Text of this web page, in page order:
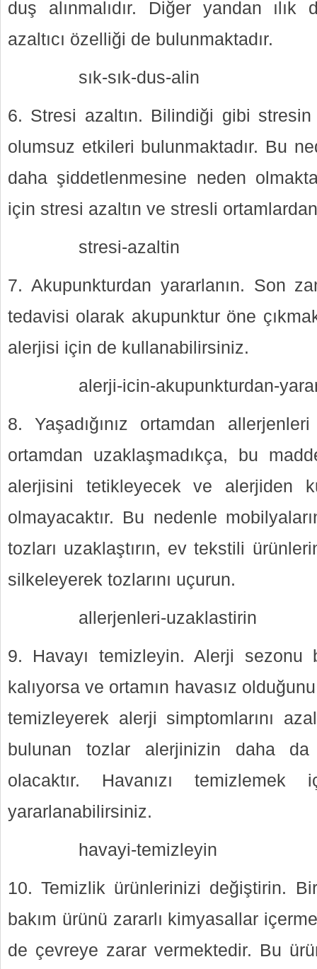
duş alınmalıdır. Diğer yandan
azaltıcı özelliği de bulunmaktadır.
sık-sık-dus-alin
6. Stresi azaltın. Bilindiği gibi
olumsuz etkileri bulunmaktadır. Bu
daha şiddetlenmesine neden
için stresi azaltın ve stresli ortamlardan
stresi-azaltin
7. Akupunkturdan yararlanın. Son
tedavisi olarak akupunktur öne
alerjisi için de kullanabilirsiniz.
alerji-icin-akupunkturdan-
8. Yaşadığınız ortamdan
ortamdan uzaklaşmadıkça, bu
alerjisini tetikleyecek ve alerjiden
olmayacaktır. Bu nedenle
tozları uzaklaştırın, ev tekstili
silkeleyerek tozlarını uçurun.
allerjenleri-uzaklastirin
9. Havayı temizleyin. Alerji sezonu
kalıyorsa ve ortamın havasız
temizleyerek alerji simptomlarını
bulunan tozlar alerjinizin daha
olacaktır. Havanızı
yararlanabilirsiniz.
havayi-temizleyin
10. Temizlik ürünlerinizi değiştirin.
bakım ürünü zararlı kimyasallar
de çevreye zarar vermektedir. Bu